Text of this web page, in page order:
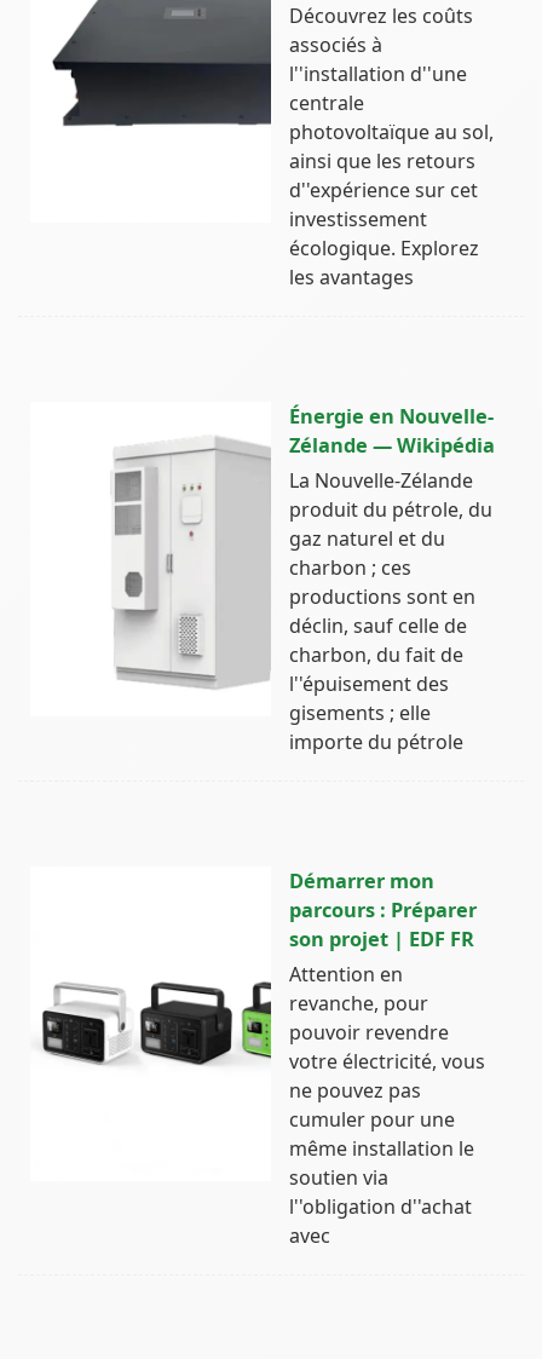
Découvrez les coûts
associés à
l''installation d''une
centrale
photovoltaïque au sol,
ainsi que les retours
d''expérience sur cet
investissement
écologique. Explorez
les avantages
Énergie en Nouvelle-
Zélande — Wikipédia
La Nouvelle-Zélande
produit du pétrole, du
gaz naturel et du
charbon ; ces
productions sont en
déclin, sauf celle de
charbon, du fait de
l''épuisement des
gisements ; elle
importe du pétrole
Démarrer mon
parcours : Préparer
son projet | EDF FR
Attention en
revanche, pour
pouvoir revendre
votre électricité, vous
ne pouvez pas
cumuler pour une
même installation le
soutien via
l''obligation d''achat
avec